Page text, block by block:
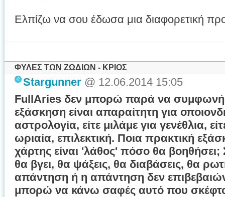
Ελπίζω να σου έδωσα μια διαφορετική
ΦΥΛΕΣ ΤΩΝ ΖΩΔΙΩΝ - ΚΡΙΟΣ
Stargunner @ 12.06.2014 15:05
FullAries δεν μπορώ παρά να
εξάσκηση είναι απαραίτητη για
αστρολογία, είτε μιλάμε για γενέθλια,
ωριαία, επιλεκτική. Ποια πρακτική
χάρτης είναι 'λάθος' πόσο θα βοηθήσει;
θα βγει, θα ψάξεις, θα διαβάσεις, θα
απάντηση ή η απάντηση δεν
μπορώ να κάνω σαφές αυτό που